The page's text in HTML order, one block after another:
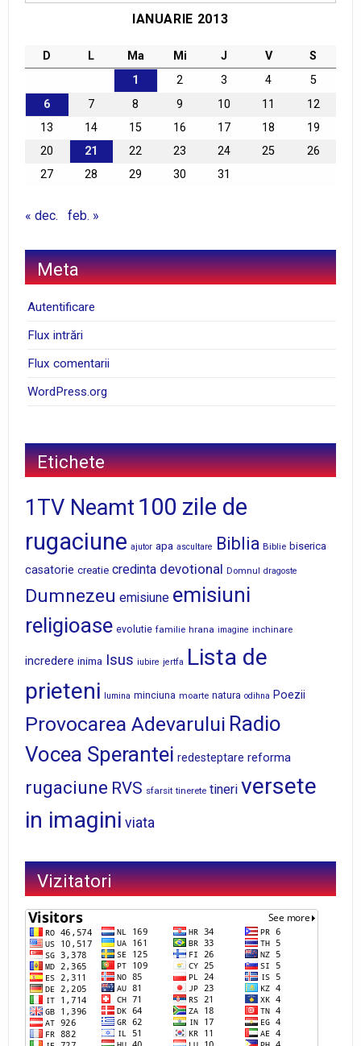
IANUARIE 2013
D L Ma Mi J V
S
1
2 3 4
5
6
7 8 9 10 11
12
13
14 15 16 17 18
19
20
21 22 23 24 25
26
27
28 29 30 31
« dec. feb. »
Meta
Autentificare
Flux intrări
Flux comentarii
WordPress.org
Etichete
1TV Neamt 100 zile de
rugaciune ajutor apa ascultare Biblia Biblie biserica
casatorie creatie credinta devotional Domnul dragoste
Dumnezeu emisiune emisiuni
religioase evolutie familie hrana imagine inchinare
incredere inima Isus iubire jertfa Lista de
prieteni
lumina minciuna moarte natura odihna Poezii
Provocarea Adevarului Radio
Vocea Sperantei redesteptare reforma
rugaciune RVS sfarsit tinerete tineri versete
in imagini viata
Vizitatori